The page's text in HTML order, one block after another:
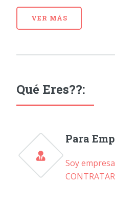
VER MÁS
Qué Eres??:
Para
Soy
CONTRATAR